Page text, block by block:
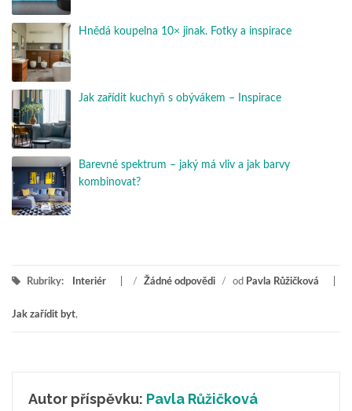
Hnědá koupelna 10× jinak. Fotky a inspirace
Jak zařídit kuchyň s obývákem – Inspirace
Barevné spektrum – jaký má vliv a jak barvy
kombinovat?
Rubriky: Interiér / Žádné odpovědi / od Pavla Růžičková
Jak zařídit byt,
Autor příspěvku: Pavla Růžičková